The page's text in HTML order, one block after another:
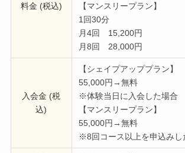
料金 (税込)
【マンスリープラン】
1回30分
月4回 15,200円
月8回 28,000円
入会金 (税
込)
【シェイプアッププラン】
55,000円→無料
※体験当日に入会した場合
【マンスリープラン】
55,000円→無料
※8回コース以上を申込みし